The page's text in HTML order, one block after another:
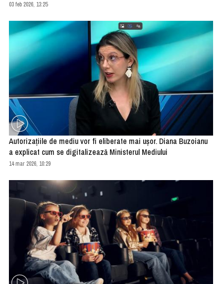
03 feb 2026, 13:25
Autorizațiile de mediu vor fi eliberate mai ușor. Diana Buzoianu
a explicat cum se digitalizează Ministerul Mediului
14 mar 2026, 10:29